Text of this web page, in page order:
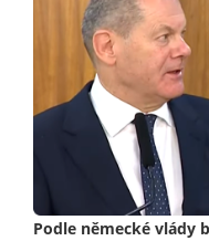
Podle německé vlády